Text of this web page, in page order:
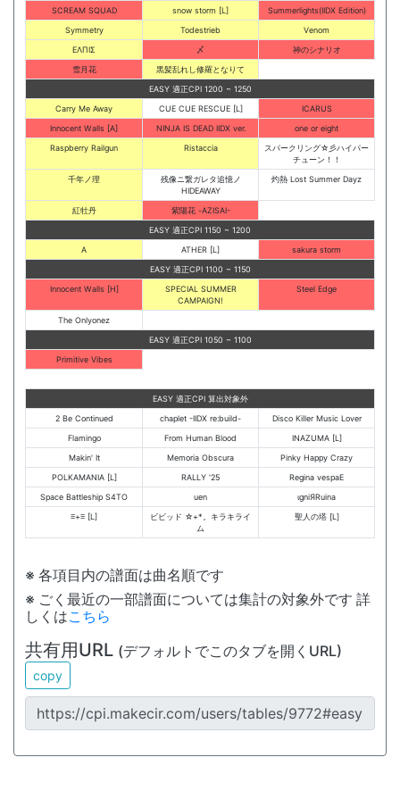
SCREAM SQUAD
snow storm [L]
Summerlights(IIDX Edition)
Symmetry
Todestrieb
Venom
ΕΛΠΙΣ
〆
神のシナリオ
雪月花
黒髪乱れし修羅となりて
EASY 適正CPI 1200 ~ 1250
Carry Me Away
CUE CUE RESCUE [L]
ICARUS
Innocent Walls [A]
NINJA IS DEAD IIDX ver.
one or eight
Raspberry Railgun
Ristaccia
スパークリング☆彡ハイパー
チューン！！
千年ノ理
残像ニ繋ガレタ追憶ノ
HIDEAWAY
灼熱 Lost Summer Dayz
紅牡丹
紫陽花 -AZISAI-
EASY 適正CPI 1150 ~ 1200
A
ATHER [L]
sakura storm
EASY 適正CPI 1100 ~ 1150
Innocent Walls [H]
SPECIAL SUMMER
CAMPAIGN!
Steel Edge
The Onlyonez
EASY 適正CPI 1050 ~ 1100
Primitive Vibes
EASY 適正CPI 算出対象外
2 Be Continued
chaplet -IIDX re:build-
Disco Killer Music Lover
Flamingo
From Human Blood
INAZUMA [L]
Makin' It
Memoria Obscura
Pinky Happy Crazy
POLKAMANIA [L]
RALLY '25
Regina vespaE
Space Battleship S4TO
uen
ιgniЯRuina
≡+≡ [L]
ビビッド ☆+*。キラキライ
ム
聖人の塔 [L]
※ 各項目内の譜面は曲名順です
※ ごく最近の一部譜面については集計の対象外です 詳
しくはこちら
共有用URL (デフォルトでこのタブを開くURL)
copy